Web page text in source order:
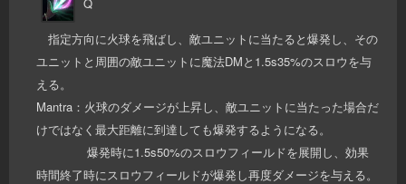
指定方向に火球を飛ばし、敵ユニットに当たると爆発し、その
ユニットと周囲の敵ユニットに魔法DMと1.5s35%のスロウを与
える。
Mantra：火球のダメージが上昇し、敵ユニットに当たった場合だ
けではなく最大距離に到達しても爆発するようになる。
爆発時に1.5s50%のスロウフィールドを展開し、効果
時間終了時にスロウフィールドが爆発し再度ダメージを与える。